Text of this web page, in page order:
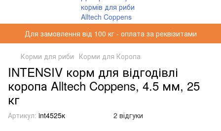
Для замовлення від 100 кг - оплата за реквізитами
Корми для риби Корми для Коропа
INTENSIV корм для відгодівлі
коропа Alltech Coppens, 4.5 мм, 25
кг
Артикул: int4525к 2 відгуки